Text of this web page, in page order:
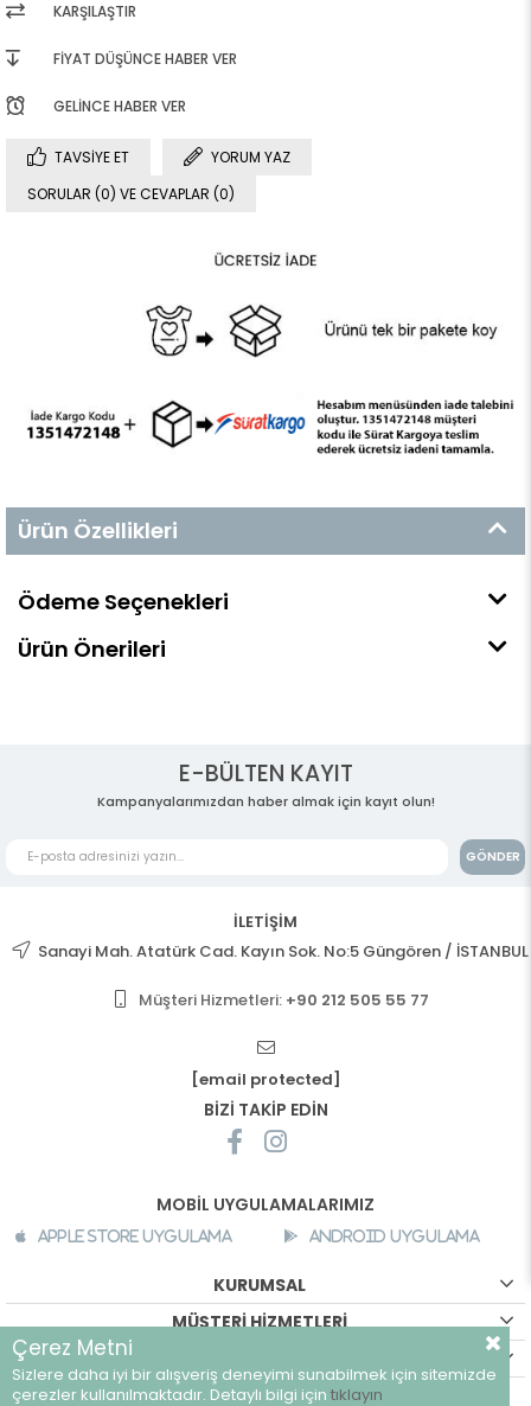
KARŞILAŞTIR
FIYAT DÜŞÜNCE HABER VER
GELINCE HABER VER
TAVSIYE ET
YORUM YAZ
SORULAR (0) VE CEVAPLAR (0)
Ürün Özellikleri
Ödeme Seçenekleri
Ürün Önerileri
E-BÜLTEN KAYIT
Kampanyalarımızdan haber almak için kayıt olun!
GÖNDER
İLETİŞİM
Sanayi Mah. Atatürk Cad. Kayın Sok. No:5 Güngören / İSTANBUL
Müşteri Hizmetleri: +90 212 505 55 77
[email protected]
BİZİ TAKİP EDİN
MOBİL UYGULAMALARIMIZ
Apple Store Uygulama Android Uygulama
KURUMSAL
MÜŞTERİ HİZMETLERİ
©breeze.com.tr - Tüm hakları saklıdır.
Çerez Metni
Sizlere daha iyi bir alışveriş deneyimi sunabilmek için sitemizde
çerezler kullanılmaktadır. Detaylı bilgi için tıklayın